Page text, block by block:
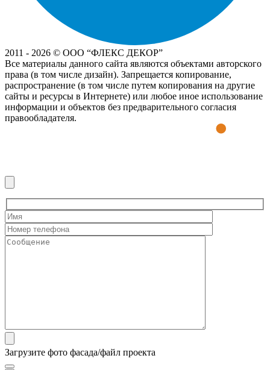
2011 - 2026 © OOO “ФЛЕКС ДЕКОР”
Все материалы данного сайта являются объектами авторского
права (в том числе дизайн). Запрещается копирование,
распространение (в том числе путем копирования на другие
сайты и ресурсы в Интернете) или любое иное использование
информации и объектов без предварительного согласия
правообладателя.
Загрузите фото фасада/файл проекта